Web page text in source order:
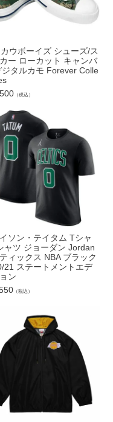
ウボーイズ シューズ/ス
ー ローカット キャンバ
ジタルカモ Forever Colle
（税込）
ソン・テイタム Tシャ
ャツ ジョーダン Jordan
ィックス NBA ブラック
21 ステートメントエデ
ン
（税込）